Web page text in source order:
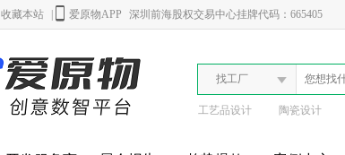
收藏本站 爱原物APP 深圳前海股权交易中心挂牌代码：665405
找工厂
工艺品设计 陶瓷设计